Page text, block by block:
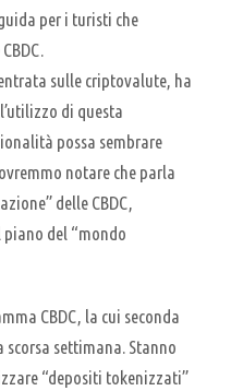
per i turisti che
sulle criptovalute, ha
di questa
possa sembrare
notare che parla
delle CBDC,
del “mondo
CBDC, la cui seconda
settimana. Stanno
“depositi tokenizzati”